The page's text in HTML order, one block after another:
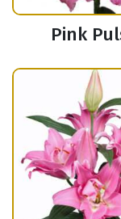
Pink